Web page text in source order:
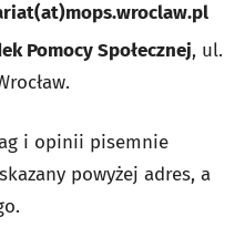
Pomocy Społecznej, ul.
i opinii pisemnie
powyżej adres, a